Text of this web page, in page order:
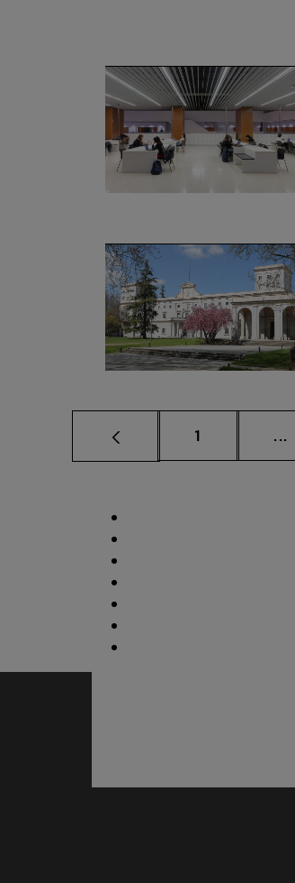
Página
1 ...